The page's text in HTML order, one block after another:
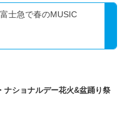
士急で春のMUSIC
ナショナルデー花火&盆踊り祭